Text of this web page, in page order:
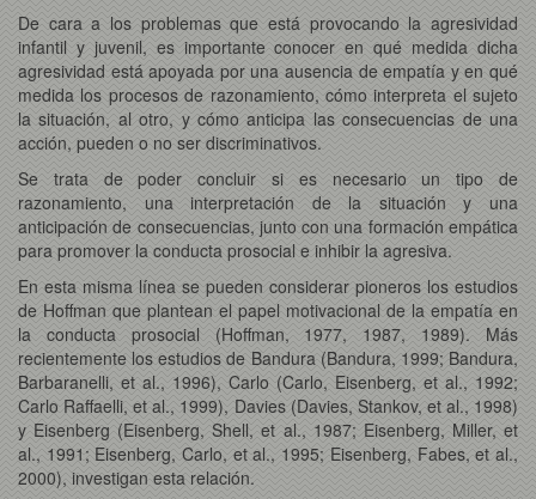
De cara a los problemas que está provocando la agresividad
infantil y juvenil, es importante conocer en qué medida dicha
agresividad está apoyada por una ausencia de empatía y en qué
medida los procesos de razonamiento, cómo interpreta el sujeto
la situación, al otro, y cómo anticipa las consecuencias de una
acción, pueden o no ser discriminativos.
Se trata de poder concluir si es necesario un tipo de
razonamiento, una interpretación de la situación y una
anticipación de consecuencias, junto con una formación empática
para promover la conducta prosocial e inhibir la agresiva.
En esta misma línea se pueden considerar pioneros los estudios
de Hoffman que plantean el papel motivacional de la empatía en
la conducta prosocial (Hoffman, 1977, 1987, 1989). Más
recientemente los estudios de Bandura (Bandura, 1999; Bandura,
Barbaranelli, et al., 1996), Carlo (Carlo, Eisenberg, et al., 1992;
Carlo Raffaelli, et al., 1999), Davies (Davies, Stankov, et al., 1998)
y Eisenberg (Eisenberg, Shell, et al., 1987; Eisenberg, Miller, et
al., 1991; Eisenberg, Carlo, et al., 1995; Eisenberg, Fabes, et al.,
2000), investigan esta relación.